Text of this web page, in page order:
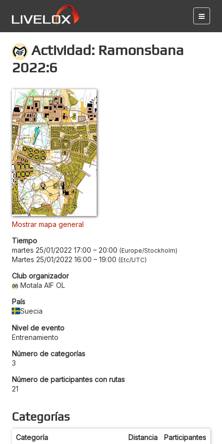
Actividad: Ramonsbana
2022:6
Mostrar mapa general
Tiempo
martes 25/01/2022 17:00 – 20:00 Europe/Stockholm
Martes 25/01/2022 16:00 – 19:00 Etc/UTC
Club organizador
Motala AIF OL
País
Suecia
Nivel de evento
Entrenamiento
Número de categorías
3
Número de participantes con rutas
21
Categorías
Categoría Distancia Participantes